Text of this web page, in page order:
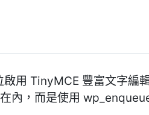
用 TinyMCE 豐富文字編
內，而是使用